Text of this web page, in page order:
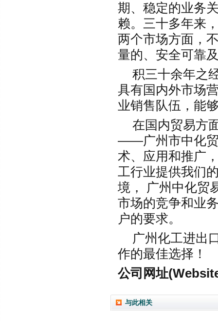
期、稳定的业务
赖。三十多年来
两个市场方面，
量的、安全可靠
积三十余年之
具有国内外市场
业销售队伍，能
在国内贸易方
——广州市中化贸
术、应用和推广
工行业提供我们
境， 广州中化贸
市场的竞争和业
户的要求。
广州化工进出
作的最佳选择！
公司网址
与此相关